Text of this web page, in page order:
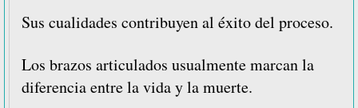
Sus cualidades contribuyen al éxito del proceso.
Los brazos articulados usualmente marcan la
diferencia entre la vida y la muerte.